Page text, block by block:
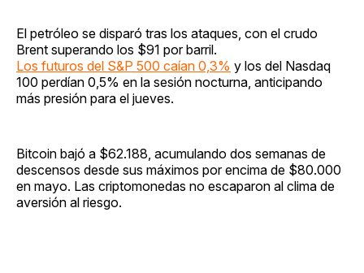
El petróleo se disparó tras los ataques, con el crudo
Brent superando los $91 por barril.
Los futuros del S&P 500 caían 0,3% y los del Nasdaq
100 perdían 0,5% en la sesión nocturna, anticipando
más presión para el jueves.
Bitcoin bajó a $62.188, acumulando dos semanas de
descensos desde sus máximos por encima de $80.000
en mayo. Las criptomonedas no escaparon al clima de
aversión al riesgo.